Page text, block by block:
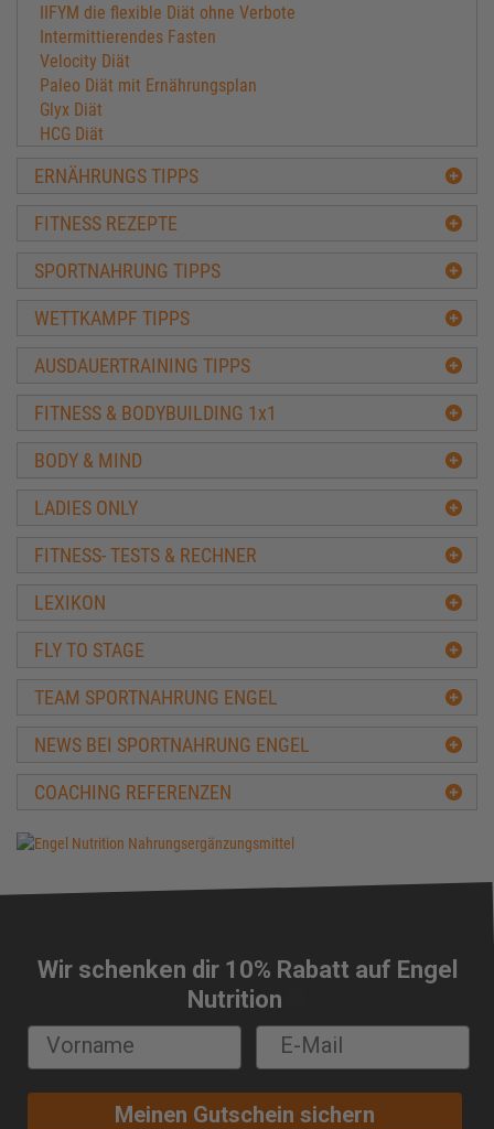
IIFYM die flexible Diät ohne Verbote
Intermittierendes Fasten
Velocity Diät
Paleo Diät mit Ernährungsplan
Glyx Diät
HCG Diät
Abnehmen
Volumen Diät
Hardgainer
Wettkampf
Ernährung für Fußballer
TEAM SPORTNAHRUNG ENGEL
ERNÄHRUNGS TIPPS
FITNESS REZEPTE
SPORTNAHRUNG TIPPS
WETTKAMPF TIPPS
AUSDAUERTRAINING TIPPS
FITNESS & BODYBUILDING 1x1
BODY & MIND
LADIES ONLY
FITNESS- TESTS & RECHNER
LEXIKON
FLY TO STAGE
TEAM SPORTNAHRUNG ENGEL
NEWS BEI SPORTNAHRUNG ENGEL
COACHING REFERENZEN
Wir schenken dir 10% Rabatt auf Engel
Nutrition
Meinen Gutschein sichern